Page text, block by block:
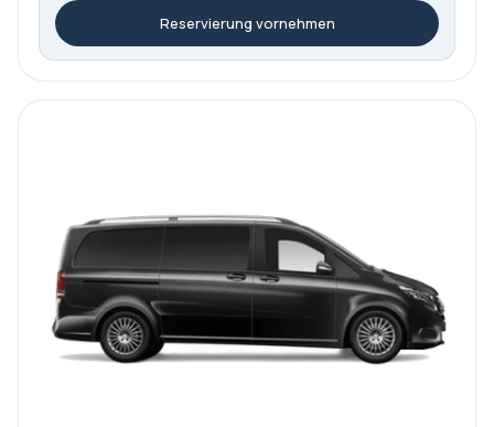
Reservierung vornehmen